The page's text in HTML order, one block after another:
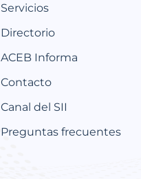
Servicios
Directorio
ACEB Informa
Contacto
Canal del SII
Preguntas frecuentes